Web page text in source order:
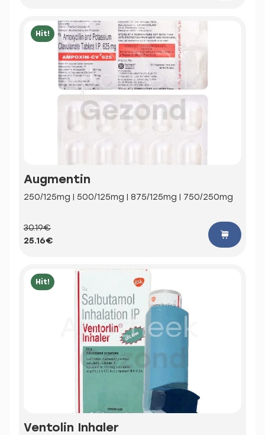
Hit!
Augmentin
250/125mg | 500/125mg | 875/125mg | 750/250mg
30.19€
25.16€
Hit!
Ventolin Inhaler